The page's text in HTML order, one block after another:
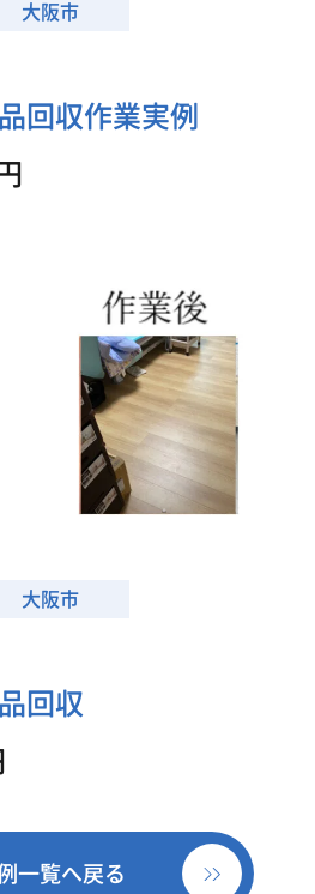
大阪市
回収作業実例
大阪市
回収
一覧へ戻る